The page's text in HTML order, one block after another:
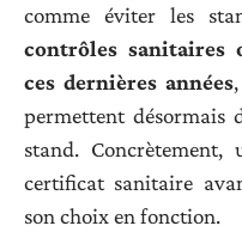
comme éviter les
contrôles sanitaires
ces dernières années
permettent désormais
stand.
certificat sanitaire
son choix en fonction.